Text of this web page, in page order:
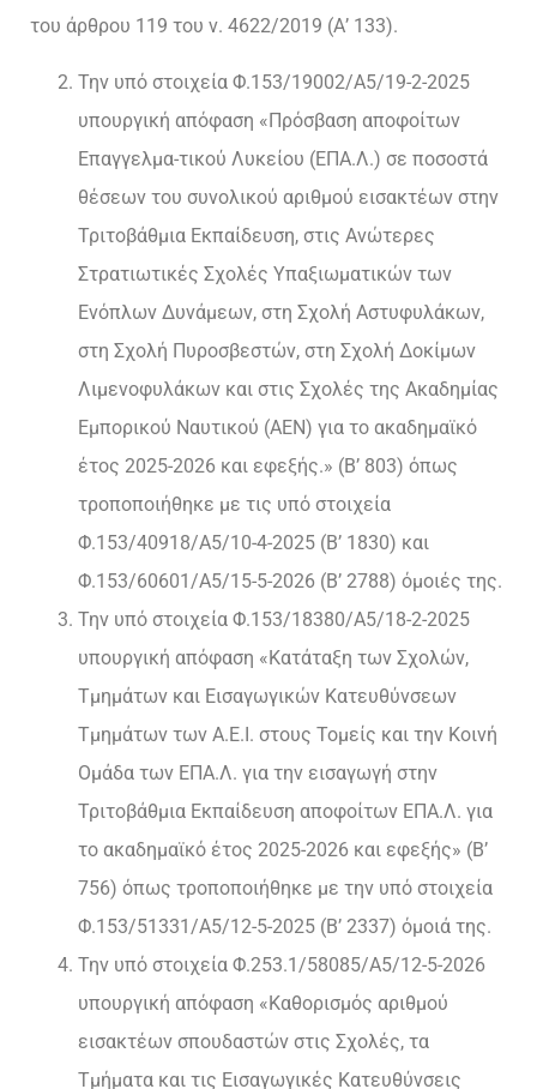
του άρθρου 119 του ν. 4622/2019 (Α’ 133).
Την υπό στοιχεία Φ.153/19002/Α5/19-2-2025
υπουργική απόφαση «Πρόσβαση αποφοίτων
Επαγγελμα-τικού Λυκείου (ΕΠΑ.Λ.) σε ποσοστά
θέσεων του συνολικού αριθμού εισακτέων στην
Τριτοβάθμια Εκπαίδευση, στις Ανώτερες
Στρατιωτικές Σχολές Υπαξιωματικών των
Ενόπλων Δυνάμεων, στη Σχολή Αστυφυλάκων,
στη Σχολή Πυροσβεστών, στη Σχολή Δοκίμων
Λιμενοφυλάκων και στις Σχολές της Ακαδημίας
Εμπορικού Ναυτικού (ΑΕΝ) για το ακαδημαϊκό
έτος 2025-2026 και εφεξής.» (Β’ 803) όπως
τροποποιήθηκε με τις υπό στοιχεία
Φ.153/40918/Α5/10-4-2025 (Β’ 1830) και
Φ.153/60601/Α5/15-5-2026 (Β’ 2788) όμοιές της.
Την υπό στοιχεία Φ.153/18380/Α5/18-2-2025
υπουργική απόφαση «Κατάταξη των Σχολών,
Τμημάτων και Εισαγωγικών Κατευθύνσεων
Τμημάτων των Α.Ε.Ι. στους Τομείς και την Κοινή
Ομάδα των ΕΠΑ.Λ. για την εισαγωγή στην
Τριτοβάθμια Εκπαίδευση αποφοίτων ΕΠΑ.Λ. για
το ακαδημαϊκό έτος 2025-2026 και εφεξής» (Β’
756) όπως τροποποιήθηκε με την υπό στοιχεία
Φ.153/51331/Α5/12-5-2025 (Β’ 2337) όμοιά της.
Την υπό στοιχεία Φ.253.1/58085/Α5/12-5-2026
υπουργική απόφαση «Καθορισμός αριθμού
εισακτέων σπουδαστών στις Σχολές, τα
Τμήματα και τις Εισαγωγικές Κατευθύνσεις